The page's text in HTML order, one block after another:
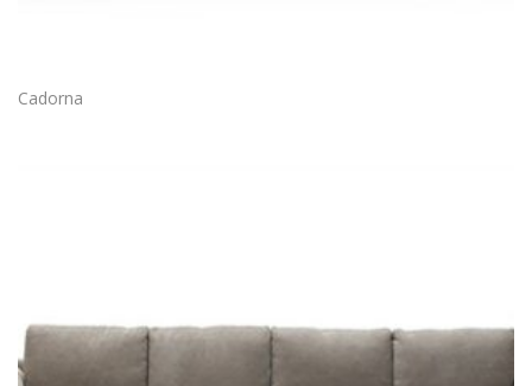
Cadorna